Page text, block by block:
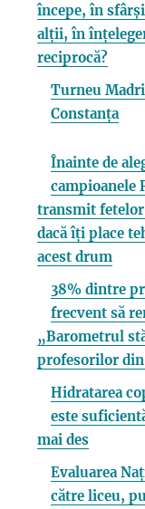
începe, în
alții, în
reciprocă?
Turneu
Constanța
Înainte de
campioanele
transmit
dacă îți place
acest drum
38% dintre
frecvent să
„Barometrul
profesorilor din
Hidratarea
este
mai des
Evaluarea
către liceu,